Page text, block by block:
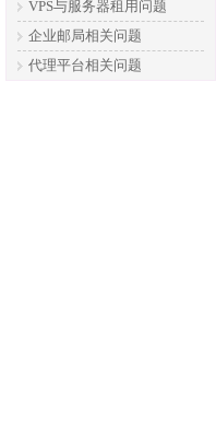
VPS与服务器租用问题
企业邮局相关问题
代理平台相关问题